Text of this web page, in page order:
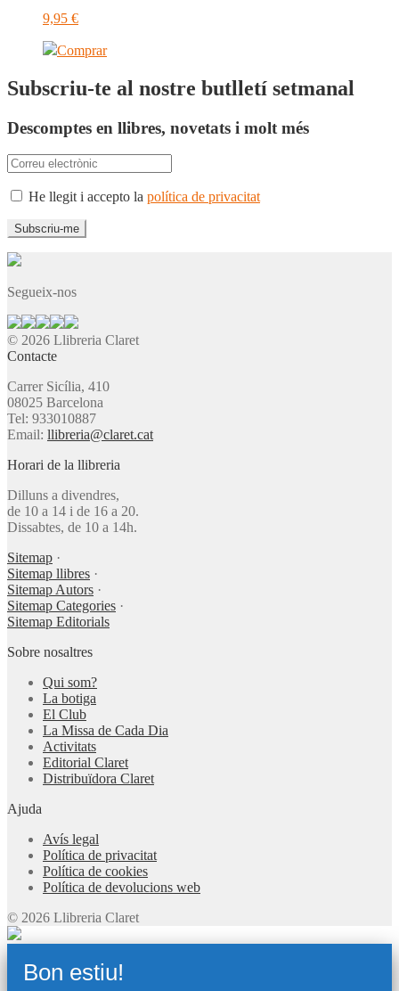
9,95 €
Comprar
Subscriu-te al nostre butlletí setmanal
Descomptes en llibres, novetats i molt més
He llegit i accepto la política de privacitat
Segueix-nos
© 2026 Llibreria Claret
Contacte
Carrer Sicília, 410
08025 Barcelona
Tel: 933010887
Email: llibreria@claret.cat
Horari de la llibreria
Dilluns a divendres,
de 10 a 14 i de 16 a 20.
Dissabtes, de 10 a 14h.
Sitemap ·
Sitemap llibres ·
Sitemap Autors ·
Sitemap Categories ·
Sitemap Editorials
Sobre nosaltres
Qui som?
La botiga
El Club
La Missa de Cada Dia
Activitats
Editorial Claret
Distribuïdora Claret
Ajuda
Avís legal
Política de privacitat
Política de cookies
Política de devolucions web
© 2026 Llibreria Claret
Bon estiu!